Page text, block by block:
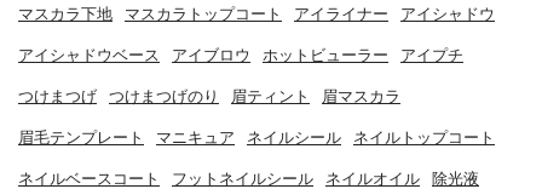
マスカラ下地 マスカラトップコート アイライナー アイシャドウ
アイシャドウベース アイブロウ ホットビューラー アイプチ
つけまつげ つけまつげのり 眉ティント 眉マスカラ
眉毛テンプレート マニキュア ネイルシール ネイルトップコート
ネイルベースコート フットネイルシール ネイルオイル 除光液